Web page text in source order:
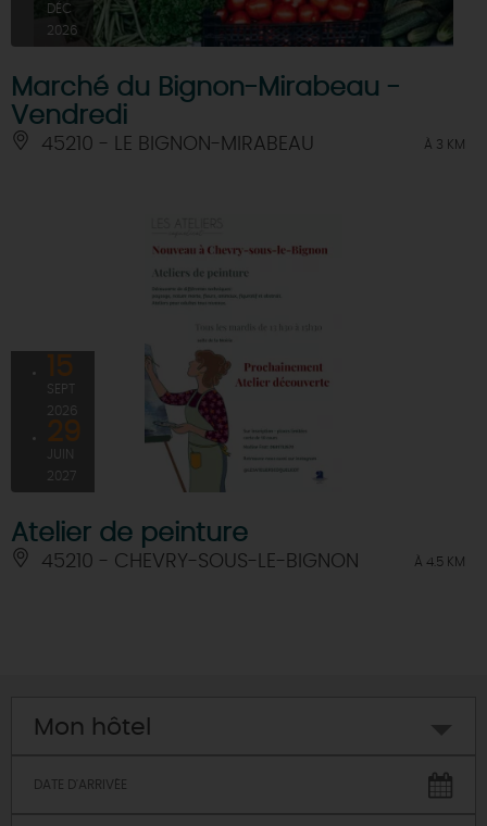
DÉC
2026
Marché du Bignon-Mirabeau -
Vendredi
45210 - LE BIGNON-MIRABEAU À 3 KM
15
SEPT
2026
29
2027
Atelier de peinture
45210 - CHEVRY-SOUS-LE-BIGNON À 4.5 KM
Mon hôtel